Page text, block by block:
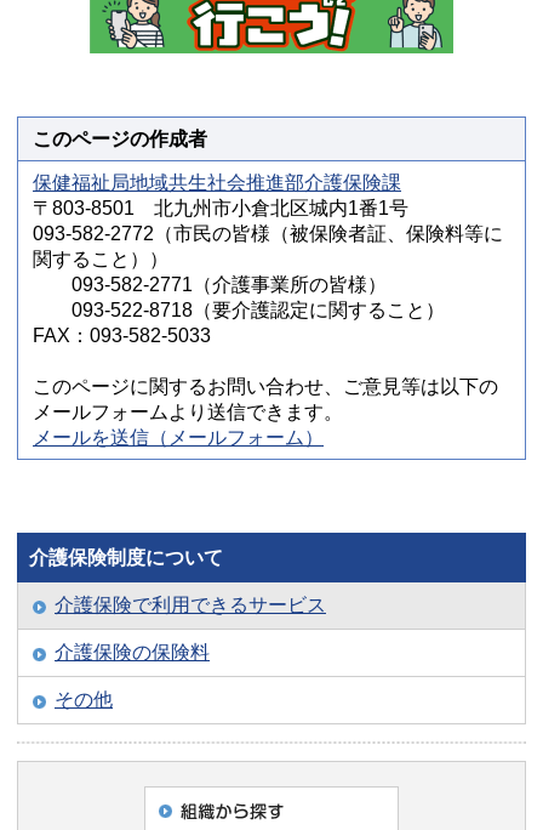
このページの作成者
保健福祉局地域共生社会推進部介護保険課
〒803-8501 北九州市小倉北区城内1番1号
093-582-2772（市民の皆様（被保険者証、保険料等に
関すること））
093-582-2771（介護事業所の皆様）
093-522-8718（要介護認定に関すること）
FAX：093-582-5033
このページに関するお問い合わせ、ご意見等は以下の
メールフォームより送信できます。
メールを送信（メールフォーム）
介護保険制度について
介護保険で利用できるサービス
介護保険の保険料
その他